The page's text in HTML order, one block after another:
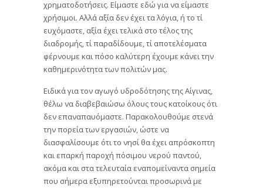
χρηματοδοτήσεις. Είμαστε εδώ για να είμαστε
χρήσιμοι. Αλλά αξία δεν έχει τα λόγια, ή το τί
ευχόμαστε, αξία έχει τελικά στο τέλος της
διαδρομής, τί παραδίδουμε, τί αποτελέσματα
φέρνουμε και πόσο καλύτερη έχουμε κάνει την
καθημερινότητα των πολιτών μας.
Ειδικά για τον αγωγό υδροδότησης της Αίγινας,
θέλω να διαβεβαιώσω όλους τους κατοίκους ότι
δεν επαναπαυόμαστε. Παρακολουθούμε στενά
την πορεία των εργασιών, ώστε να
διασφαλίσουμε ότι το νησί θα έχει απρόσκοπτη
και επαρκή παροχή πόσιμου νερού παντού,
ακόμα και στα τελευταία εναπομείναντα σημεία
που σήμερα εξυπηρετούνται προσωρινά με